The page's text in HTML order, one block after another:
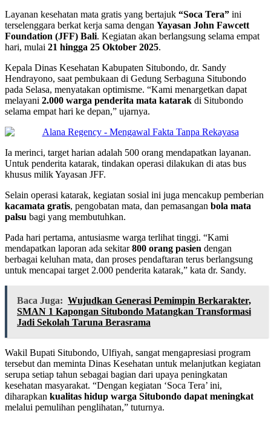
Layanan kesehatan mata gratis yang bertajuk “Soca Tera” ini
terselenggara berkat kerja sama dengan Yayasan John Fawcett
Foundation (JFF) Bali. Kegiatan akan berlangsung selama empat
hari, mulai 21 hingga 25 Oktober 2025.
Kepala Dinas Kesehatan Kabupaten Situbondo, dr. Sandy
Hendrayono, saat pembukaan di Gedung Serbaguna Situbondo
pada Selasa, menyatakan optimisme. “Kami menargetkan dapat
melayani 2.000 warga penderita mata katarak di Situbondo
selama empat hari ke depan,” ujarnya.
Ia merinci, target harian adalah 500 orang mendapatkan layanan.
Untuk penderita katarak, tindakan operasi dilakukan di atas bus
khusus milik Yayasan JFF.
Selain operasi katarak, kegiatan sosial ini juga mencakup pemberian
kacamata gratis, pengobatan mata, dan pemasangan bola mata
palsu bagi yang membutuhkan.
Pada hari pertama, antusiasme warga terlihat tinggi. “Kami
mendapatkan laporan ada sekitar800 orang pasien dengan
berbagai keluhan mata, dan proses pendaftaran terus berlangsung
untuk mencapai target 2.000 penderita katarak,” kata dr. Sandy.
Baca Juga: Wujudkan Generasi Pemimpin Berkarakter,
SMAN 1 Kapongan Situbondo Matangkan Transformasi
Jadi Sekolah Taruna Berasrama
Wakil Bupati Situbondo, Ulfiyah, sangat mengapresiasi program
tersebut dan meminta Dinas Kesehatan untuk melanjutkan kegiatan
serupa setiap tahun sebagai bagian dari upaya peningkatan
kesehatan masyarakat. “Dengan kegiatan ‘Soca Tera’ ini,
diharapkan kualitas hidup warga Situbondo dapat meningkat
melalui pemulihan penglihatan,” tuturnya.